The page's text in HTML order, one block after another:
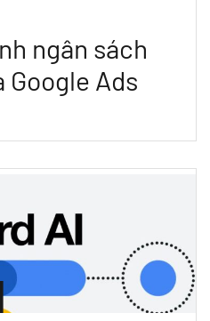
ngân sách
Google Ads